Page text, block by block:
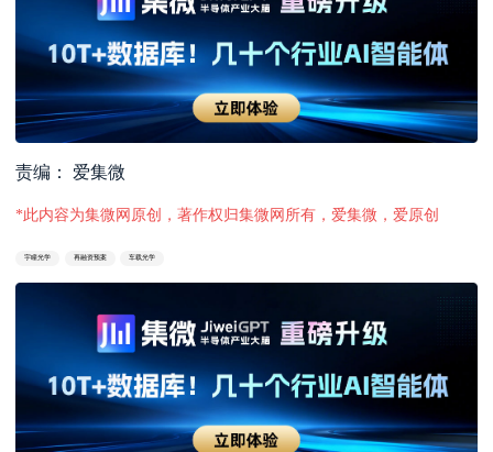
责编： 爱集微
*此内容为集微网原创，著作权归集微网所有，爱集微，爱原创
宇瞳光学 再融资预案 车载光学